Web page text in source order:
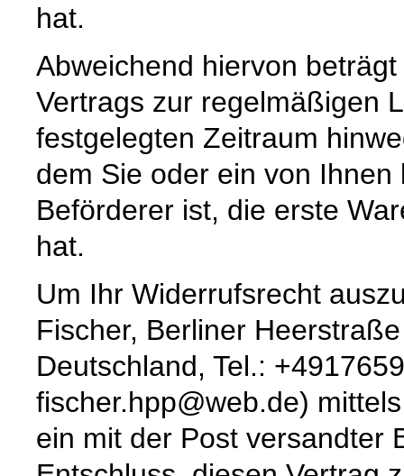
hat.
Abweichend hiervon
Vertrags zur regelmäßigen
festgelegten Zeitraum
dem Sie oder ein von
Beförderer ist, die erste
hat.
Um Ihr Widerrufsrecht
Fischer, Berliner
Deutschland, Tel.:
fischer.hpp@web.de)
ein mit der Post versandter